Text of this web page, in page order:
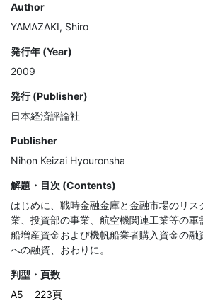
Author
YAMAZAKI, Shiro
発行年 (Year)
2009
発行 (Publisher)
日本経済評論社
Publisher
Nihon Keizai Hyouronsha
解題・目次 (Contents)
はじめに、戦時金融金庫と金融市場のリス
業、投資部の事業、航空機関連工業等の軍
船増産資金および機帆船業者購入資金の融
への融資、おわりに。
判型・頁数
A5
223頁